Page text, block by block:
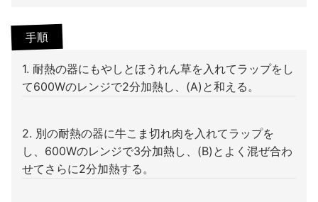
手順
1. 耐熱の器にもやしとほうれん草を入れてラップをし
て600Wのレンジで2分加熱し、(A)と和える。
2. 別の耐熱の器に牛こま切れ肉を入れてラップを
し、600Wのレンジで3分加熱し、(B)とよく混ぜ合わ
せてさらに2分加熱する。